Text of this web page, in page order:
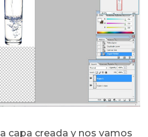
capa creada y nos vamos